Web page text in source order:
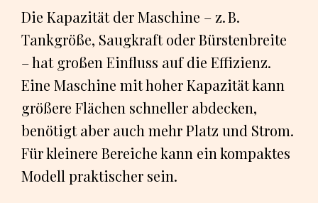
Die Kapazität der Maschine – z. B.
Tankgröße, Saugkraft oder Bürstenbreite
– hat großen Einfluss auf die Effizienz.
Eine Maschine mit hoher Kapazität kann
größere Flächen schneller abdecken,
benötigt aber auch mehr Platz und Strom.
Für kleinere Bereiche kann ein kompaktes
Modell praktischer sein.